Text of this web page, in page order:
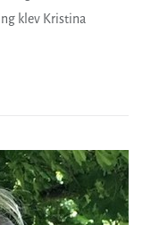
klev Kristina